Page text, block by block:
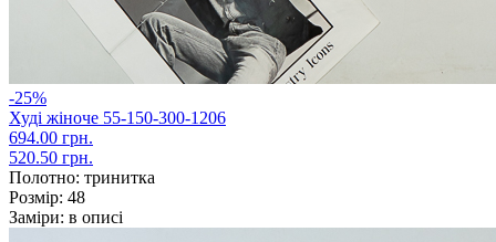
-25%
Худі жіноче 55-150-300-1206
694.00 грн.
520.50 грн.
Полотно: тринитка
Розмір: 48
Заміри: в описі